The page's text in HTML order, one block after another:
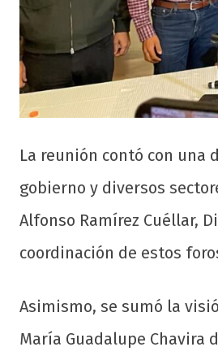
La reunión contó con una
gobierno y diversos
Alfonso Ramírez Cuéllar,
coordinación de estos
Asimismo, se sumó la
María Guadalupe Chavira